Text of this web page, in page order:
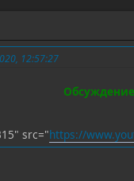
12:57:27
src="https://